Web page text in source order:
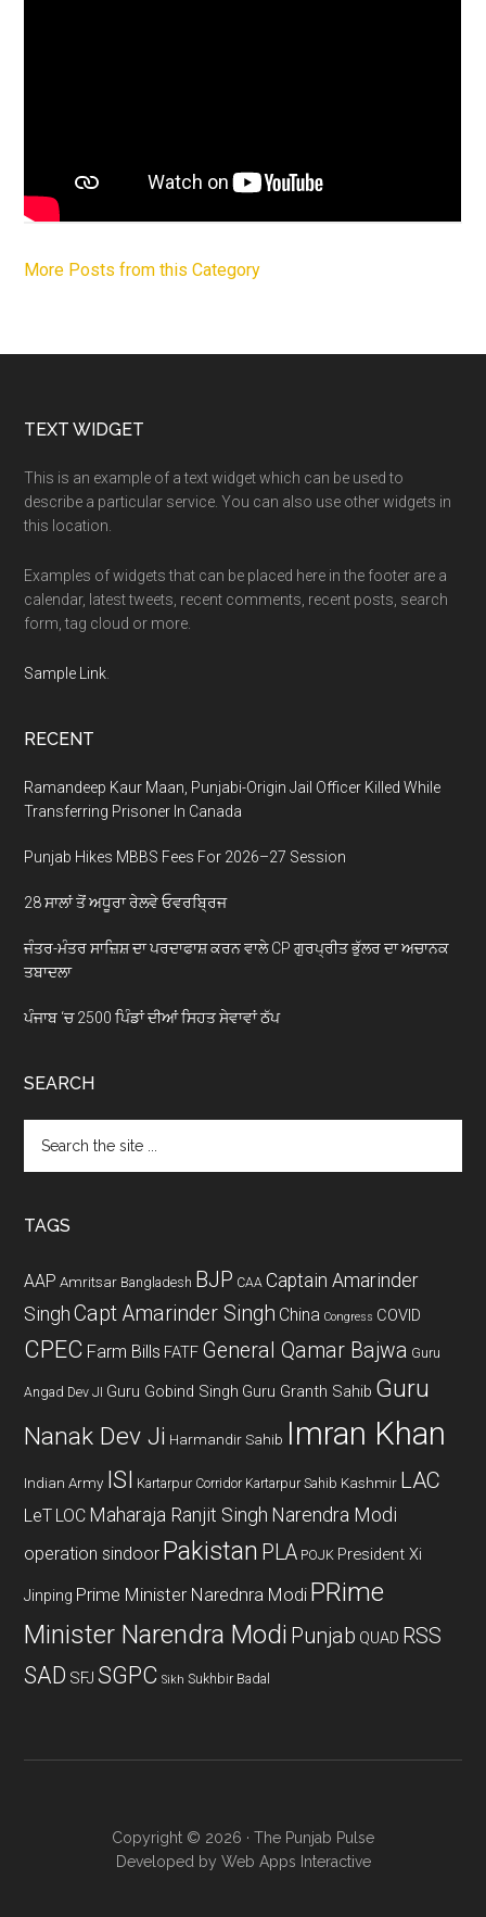
More Posts from this Category
Footer
TEXT WIDGET
This is an example of a text widget which can be used to
describe a particular service. You can also use other widgets in
this location.
Examples of widgets that can be placed here in the footer are a
calendar, latest tweets, recent comments, recent posts, search
form, tag cloud or more.
Sample Link
RECENT
Ramandeep Kaur Maan, Punjabi-Origin Jail Officer Killed While
Transferring Prisoner In Canada
Punjab Hikes MBBS Fees For 2026–27 Session
28 ਸਾਲਾਂ ਤੋਂ ਅਧੂਰਾ ਰੇਲਵੇ ਓਵਰਬ੍ਰਿਜ
ਜੰਤਰ-ਮੰਤਰ ਸਾਜ਼ਿਸ਼ ਦਾ ਪਰਦਾਫਾਸ਼ ਕਰਨ ਵਾਲੇ CP ਗੁਰਪ੍ਰੀਤ ਭੁੱਲਰ ਦਾ ਅਚਾਨਕ
ਤਬਾਦਲਾ
ਪੰਜਾਬ ‘ਚ 2500 ਪਿੰਡਾਂ ਦੀਆਂ ਸਿਹਤ ਸੇਵਾਵਾਂ ਠੱਪ
SEARCH
the
TAGS
AAP Amritsar Bangladesh BJP CAA Captain Amarinder
Singh Capt Amarinder Singh China Congress COVID
CPEC Farm Bills FATF General Qamar Bajwa Guru
Angad Dev JI Guru Gobind Singh Guru Granth Sahib Guru
Nanak Dev Ji Harmandir Sahib Imran Khan
Indian Army ISI Kartarpur Corridor Kartarpur Sahib Kashmir LAC
LeT LOC Maharaja Ranjit Singh Narendra Modi
operation sindoor Pakistan PLA POJK President Xi
Jinping Prime Minister Narednra Modi PRime
Minister Narendra Modi Punjab QUAD RSS
SAD SFJ SGPC Sikh Sukhbir Badal
Copyright © 2026 · The Punjab Pulse
Developed by Web Apps Interactive